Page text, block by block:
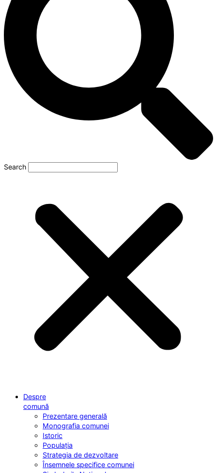
Search
Despre
comună
Prezentare generală
Monografia comunei
Istoric
Populația
Strategia de dezvoltare
Însemnele specifice comunei